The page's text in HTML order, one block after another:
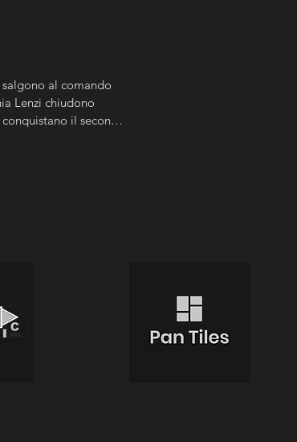
al comando
Lenzi chiudono
il secondo